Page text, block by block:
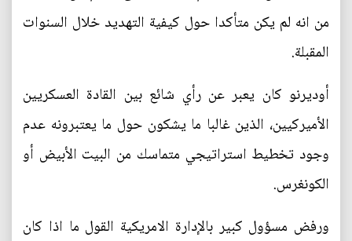
من انه لم يكن متأكدا حول كيفية التهديد خلال السنوات
المقبلة.
أوديرنو كان يعبر عن رأي شائع بين القادة العسكريين
الأميركيين، الذين غالبا ما يشكون حول ما يعتبرونه عدم
وجود تخطيط استراتيجي متماسك من البيت الأبيض أو
الكونغرس.
ورفض مسؤول كبير بالإدارة الامريكية القول ما اذا كان